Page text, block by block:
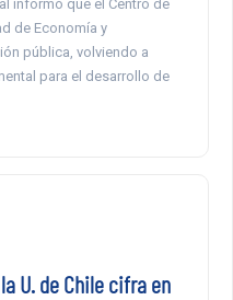
informó que el Centro de
de Economía y
pública, volviendo a
para el desarrollo de
U. de Chile cifra en